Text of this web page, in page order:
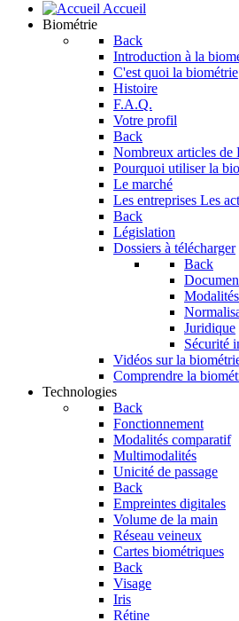
Accueil
Biométrie
Back
Introduction à la
C'est quoi la biométrie
Histoire
F.A.Q.
Votre profil
Back
Nombreux articles de
Pourquoi utiliser la
Le marché
Les entreprises Les
Back
Législation
Dossiers à télécharger
Back
Juridique
Sécurité
Vidéos sur la
Comprendre la
Technologies
Back
Fonctionnement
Modalités comparatif
Multimodalités
Unicité de passage
Back
Empreintes digitales
Volume de la main
Réseau veineux
Cartes biométriques
Back
Visage
Iris
Rétine